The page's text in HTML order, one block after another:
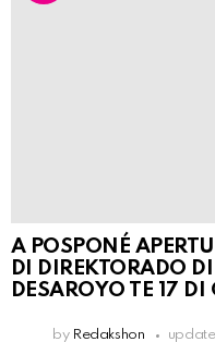
A POSPONÉ
DI DIREKTORADO
DESAROYO TE 17
by Redakshon